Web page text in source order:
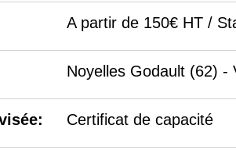
A partir de 150€ HT /
Noyelles Godault (62) -
Certificat de capacité